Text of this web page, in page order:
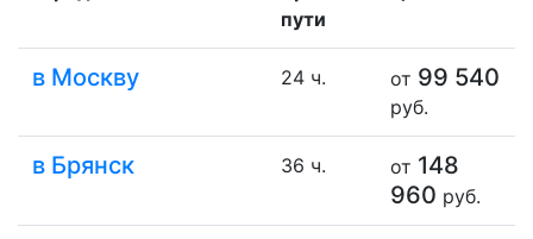
пути
в Москву 24 ч. от 99 540
руб.
в Брянск 36 ч. от 148
960 руб.